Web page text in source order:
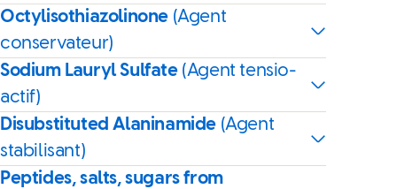
Octylisothiazolinone (Agent
conservateur)
Sodium Lauryl Sulfate (Agent tensio-
actif)
Disubstituted Alaninamide (Agent
stabilisant)
Peptides, salts, sugars from